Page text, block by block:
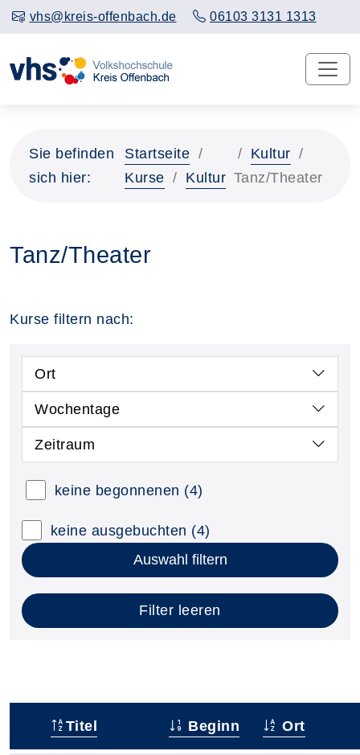
vhs@kreis-offenbach.de 06103 3131 1313
Sie befinden
sich hier:
Startseite
Kurse
Kultur
Kultur
Tanz/Theater
Tanz/Theater
Kurse filtern nach:
Ort
Wochentage
Zeitraum
keine begonnenen (4)
keine ausgebuchten (4)
Auswahl filtern
Filter leeren
Titel Beginn Ort